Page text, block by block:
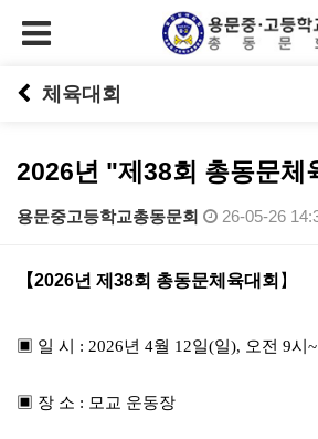
체육대회
2026년 "제38회 총동문체
용문중고등학교총동문회 26-05-26
본문
【2026년 제38회 총동문체육대회 】
▣ 일 시 : 2026년 4월 12일(일), 오전 9시~
▣ 장 소 : 모교 운동장